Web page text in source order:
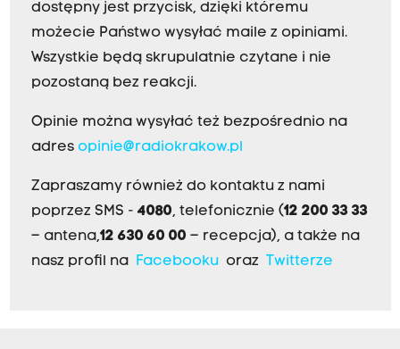
dostępny jest przycisk, dzięki któremu
możecie Państwo wysyłać maile z opiniami.
Wszystkie będą skrupulatnie czytane i nie
pozostaną bez reakcji.
Opinie można wysyłać też bezpośrednio na
adres opinie@radiokrakow.pl
Zapraszamy również do kontaktu z nami
poprzez SMS - 4080, telefonicznie (12 200 33 33
– antena,12 630 60 00 – recepcja), a także na
nasz profil na Facebookuoraz Twitterze